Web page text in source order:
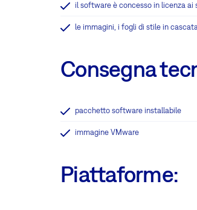
il software è concesso in licenza ai
le immagini, i fogli di stile in
Consegna
pacchetto software installabile
immagine VMware
Piattaforme: